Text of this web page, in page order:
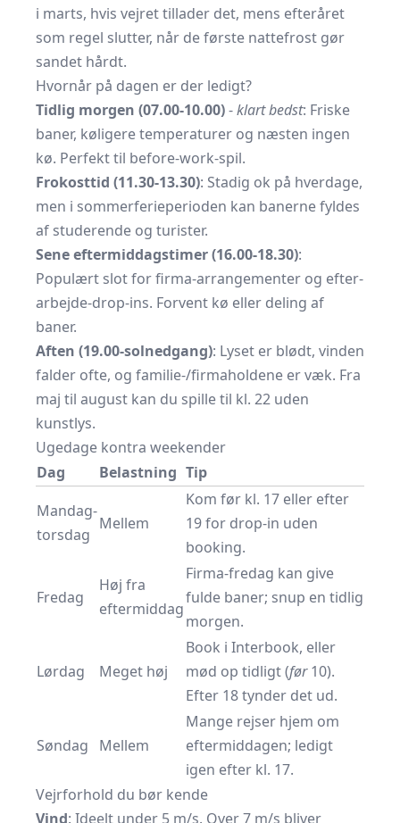
i marts, hvis vejret tillader det, mens efteråret
som regel slutter, når de første nattefrost gør
sandet hårdt.
Hvornår på dagen er der ledigt?
Tidlig morgen (07.00-10.00)-klart bedst: Friske
baner, køligere temperaturer og næsten ingen
kø. Perfekt til before-work-spil.
Frokosttid (11.30-13.30): Stadig ok på hverdage,
men i sommerferieperioden kan banerne fyldes
af studerende og turister.
Sene eftermiddagstimer (16.00-18.30):
Populært slot for firma-arrangementer og efter-
arbejde-drop-ins. Forvent kø eller deling af
baner.
Aften (19.00-solnedgang): Lyset er blødt, vinden
falder ofte, og familie-/firmaholdene er væk. Fra
maj til august kan du spille til kl. 22 uden
kunstlys.
Ugedage kontra weekender
Dag
Belastning Tip
Mandag-
torsdag
Mellem
Kom før kl. 17 eller efter
19 for drop-in uden
booking.
Fredag
Høj fra
eftermiddag
Firma-fredag kan give
fulde baner; snup en tidlig
morgen.
Lørdag Meget høj
Book i Interbook, eller
mød op tidligt (før10).
Efter 18 tynder det ud.
Søndag Mellem
Mange rejser hjem om
eftermiddagen; ledigt
igen efter kl. 17.
Vejrforhold du bør kende
Vind: Ideelt under 5 m/s. Over 7 m/s bliver